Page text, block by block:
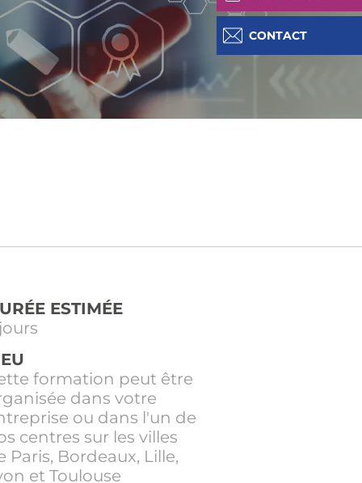
CONTACT
ESTIMÉE
formation peut être
dans votre
ou dans l'un de
centres sur les villes
Paris, Bordeaux, Lille,
et Toulouse